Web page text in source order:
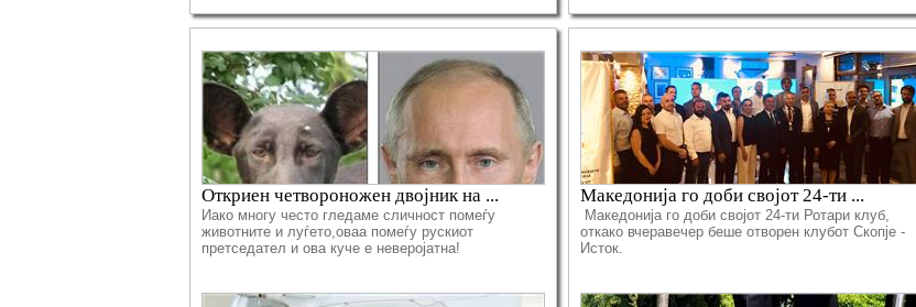
Откриен четвороножен двојник на ...
Иако многу често гледаме сличност помеѓу
животните и луѓето,оваа помеѓу рускиот
претседател и ова куче е неверојатна!
Македонија го доби својот 24-ти ...
Македонија го доби својот 24-ти Ротари клуб,
откако вчеравечер беше отворен клубот Скопје -
Исток.